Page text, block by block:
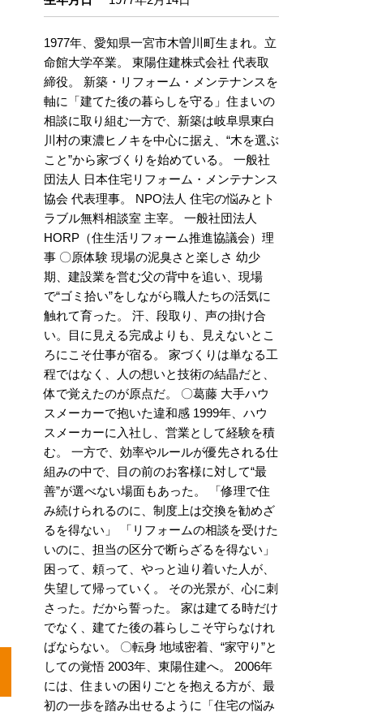
1977年、愛知県一宮市木曽川町生まれ。立
命館大学卒業。 東陽住建株式会社 代表取
締役。 新築・リフォーム・メンテナンスを
軸に「建てた後の暮らしを守る」住まいの
相談に取り組む一方で、新築は岐阜県東白
川村の東濃ヒノキを中心に据え、“木を選ぶ
こと”から家づくりを始めている。 一般社
団法人 日本住宅リフォーム・メンテナンス
協会 代表理事。 NPO法人 住宅の悩みとト
ラブル無料相談室 主宰。 一般社団法人
HORP（住生活リフォーム推進協議会）理
事 〇原体験 現場の泥臭さと楽しさ 幼少
期、建設業を営む父の背中を追い、現場
で“ゴミ拾い”をしながら職人たちの活気に
触れて育った。 汗、段取り、声の掛け合
い。目に見える完成よりも、見えないとこ
ろにこそ仕事が宿る。 家づくりは単なる工
程ではなく、人の想いと技術の結晶だと、
体で覚えたのが原点だ。 〇葛藤 大手ハウ
スメーカーで抱いた違和感 1999年、ハウ
スメーカーに入社し、営業として経験を積
む。 一方で、効率やルールが優先される仕
組みの中で、目の前のお客様に対して“最
善”が選べない場面もあった。 「修理で住
み続けられるのに、制度上は交換を勧めざ
るを得ない」 「リフォームの相談を受けた
いのに、担当の区分で断らざるを得ない」
困って、頼って、やっと辿り着いた人が、
失望して帰っていく。 その光景が、心に刺
さった。だから誓った。 家は建てる時だけ
でなく、建てた後の暮らしこそ守らなけれ
ばならない。 〇転身 地域密着、“家守り”と
しての覚悟 2003年、東陽住建へ。 2006年
には、住まいの困りごとを抱える方が、最
初の一歩を踏み出せるように「住宅の悩み